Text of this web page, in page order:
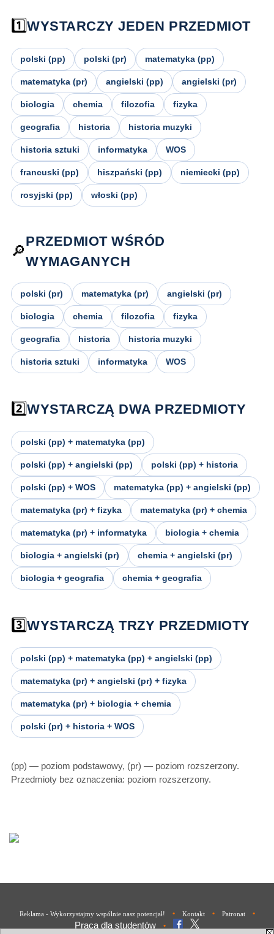
1️⃣WYSTARCZY JEDEN PRZEDMIOT
polski (pp) polski (pr) matematyka (pp)
matematyka (pr) angielski (pp) angielski (pr)
biologia chemia filozofia fizyka
geografia historia historia muzyki
historia sztuki informatyka WOS
francuski (pp) hiszpański (pp) niemiecki (pp)
rosyjski (pp) włoski (pp)
🔎
PRZEDMIOT WŚRÓD
WYMAGANYCH
polski (pr) matematyka (pr) angielski (pr)
biologia chemia filozofia fizyka
geografia historia historia muzyki
historia sztuki informatyka WOS
2️⃣WYSTARCZĄ DWA PRZEDMIOTY
polski (pp) + matematyka (pp)
polski (pp) + angielski (pp) polski (pp) + historia
polski (pp) + WOS matematyka (pp) + angielski (pp)
matematyka (pr) + fizyka matematyka (pr) + chemia
matematyka (pr) + informatyka biologia + chemia
biologia + angielski (pr) chemia + angielski (pr)
biologia + geografia chemia + geografia
3️⃣WYSTARCZĄ TRZY PRZEDMIOTY
polski (pp) + matematyka (pp) + angielski (pp)
matematyka (pr) + angielski (pr) + fizyka
matematyka (pr) + biologia + chemia
polski (pr) + historia + WOS
(pp) — poziom podstawowy, (pr) — poziom rozszerzony.
Przedmioty bez oznaczenia: poziom rozszerzony.
Reklama - Wykorzystajmy wspólnie nasz potencjał! • Kontakt • Patronat •
Praca dla studentów •